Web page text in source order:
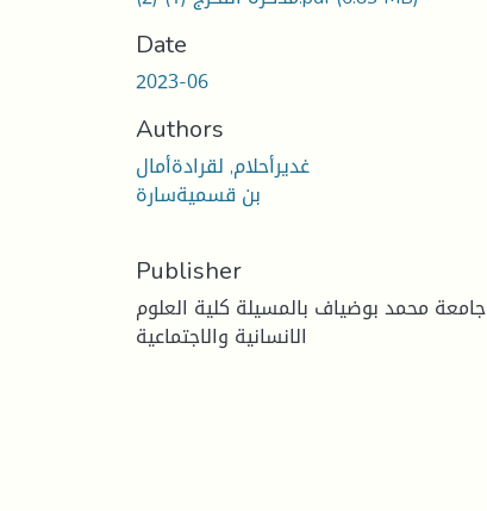
Date
2023-06
Authors
غديرأحلام, لقرادةأمال
بن قسميةسارة
Publisher
جامعة محمد بوضياف بالمسيلة كلية العلوم
الانسانية والاجتماعية